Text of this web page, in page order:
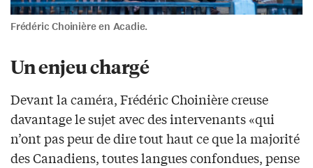
Frédéric Choinière en Acadie.
Un enjeu chargé
Devant la caméra, Frédéric Choinière creuse
davantage le sujet avec des intervenants «qui
n’ont pas peur de dire tout haut ce que la majorité
des Canadiens, toutes langues confondues, pense